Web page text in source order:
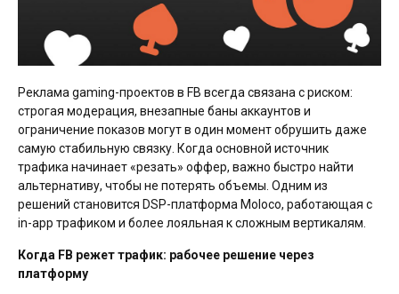
Реклама gaming-проектов в FB всегда связана с риском:
строгая модерация, внезапные баны аккаунтов и
ограничение показов могут в один момент обрушить даже
самую стабильную связку. Когда основной источник
трафика начинает «резать» оффер, важно быстро найти
альтернативу, чтобы не потерять объемы. Одним из
решений становится DSP-платформа Moloco, работающая с
in-app трафиком и более лояльная к сложным вертикалям.
Когда FB режет трафик: рабочее решение через
платформу